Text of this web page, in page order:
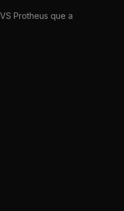
Protheus que a